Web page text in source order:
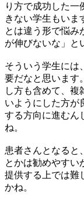
り方で成功した一
きない学生もいま
とは違う形で悩み
が伸びないな」と
そういう学生には
要だなと思います
し方も含めて、複
いようにした方が
する方向に進むん
ね。
患者さんとなると
とかは勧めやすい
提供する上では難
かね。